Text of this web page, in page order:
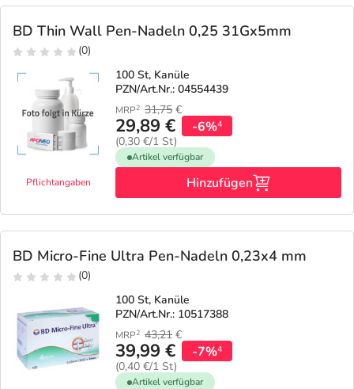
BD Thin Wall Pen-Nadeln 0,25 31Gx5mm
(0)
Pflichtangaben
100 St, Kanüle
PZN/Art.Nr.: 04554439
MRP2 31,75 €
29,89 €
(0,30 €/1 St)
-6%4
Artikel verfügbar
Hinzufügen
BD Micro-Fine Ultra Pen-Nadeln 0,23x4 mm
(0)
100 St, Kanüle
PZN/Art.Nr.: 10517388
MRP2 43,21 €
39,99 €
(0,40 €/1 St)
-7%4
Artikel verfügbar